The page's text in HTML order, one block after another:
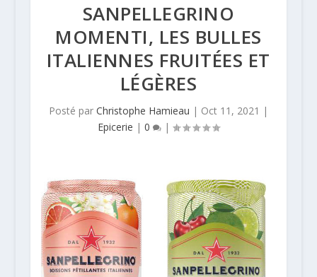
SANPELLEGRINO
MOMENTI, LES BULLES
ITALIENNES FRUITÉES ET
LÉGÈRES
Posté par Christophe Hamieau | Oct 11, 2021 |
Epicerie | 0 |